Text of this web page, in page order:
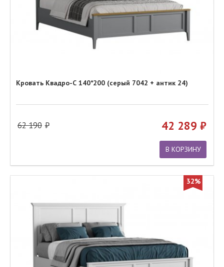
Кровать Квадро-С 140*200 (серый 7042 + антик 24)
62 190 42 289
В КОРЗИНУ
32%